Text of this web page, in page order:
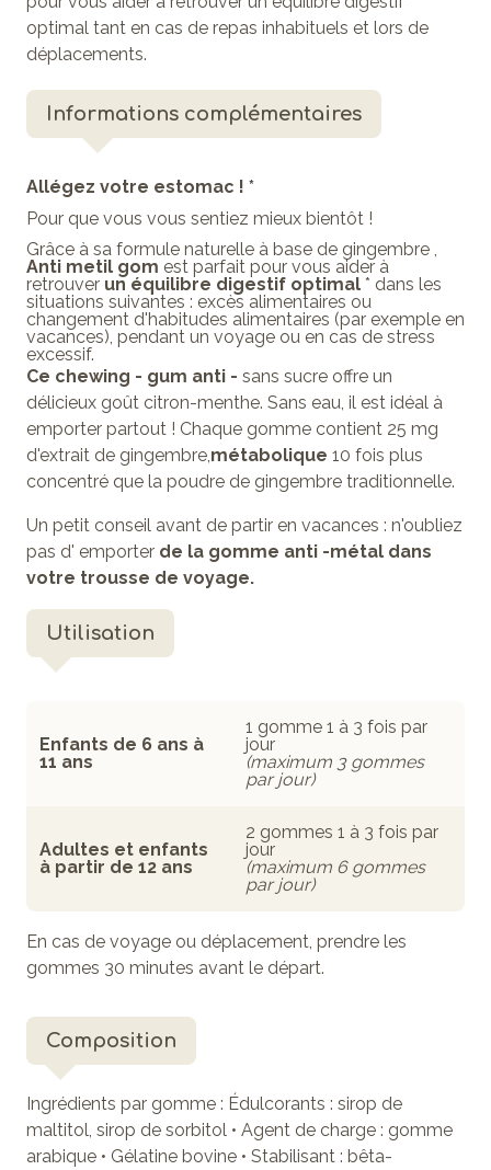
optimal tant en cas de repas inhabituels et lors de
déplacements.
Informations complémentaires
Allégez votre estomac ! *
Pour que vous vous sentiez mieux bientôt !
Grâce à sa formule naturelle à base de gingembre ,
Anti metil gom est parfait pour vous aider à
retrouver un équilibre digestif optimal * dans les
situations suivantes : excès alimentaires ou
changement d'habitudes alimentaires (par exemple en
vacances), pendant un voyage ou en cas de stress
excessif.
Ce chewing - gum anti - sans sucre offre un
délicieux goût citron-menthe. Sans eau, il est idéal à
emporter partout ! Chaque gomme contient 25 mg
d'extrait de gingembre, métabolique 10 fois plus
concentré que la poudre de gingembre traditionnelle.
Un petit conseil avant de partir en vacances : n'oubliez
pas d' emporter de la gomme anti -métal dans
votre trousse de voyage.
Utilisation
Enfants de 6 ans à
11 ans
1 gomme 1 à 3 fois par
jour
(maximum 3 gommes
par jour)
Adultes et enfants
à partir de 12 ans
2 gommes 1 à 3 fois par
jour
(maximum 6 gommes
par jour)
En cas de voyage ou déplacement, prendre les
gommes 30 minutes avant le départ.
Composition
Ingrédients par gomme : Édulcorants : sirop de
maltitol, sirop de sorbitol • Agent de charge : gomme
arabique • Gélatine bovine • Stabilisant : bêta-